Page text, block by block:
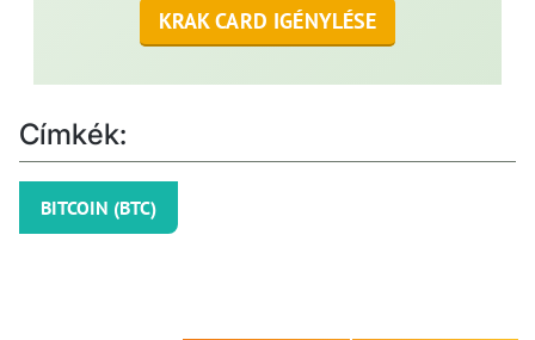
KRAK CARD IGÉNYLÉSE
Címkék:
BITCOIN (BTC)